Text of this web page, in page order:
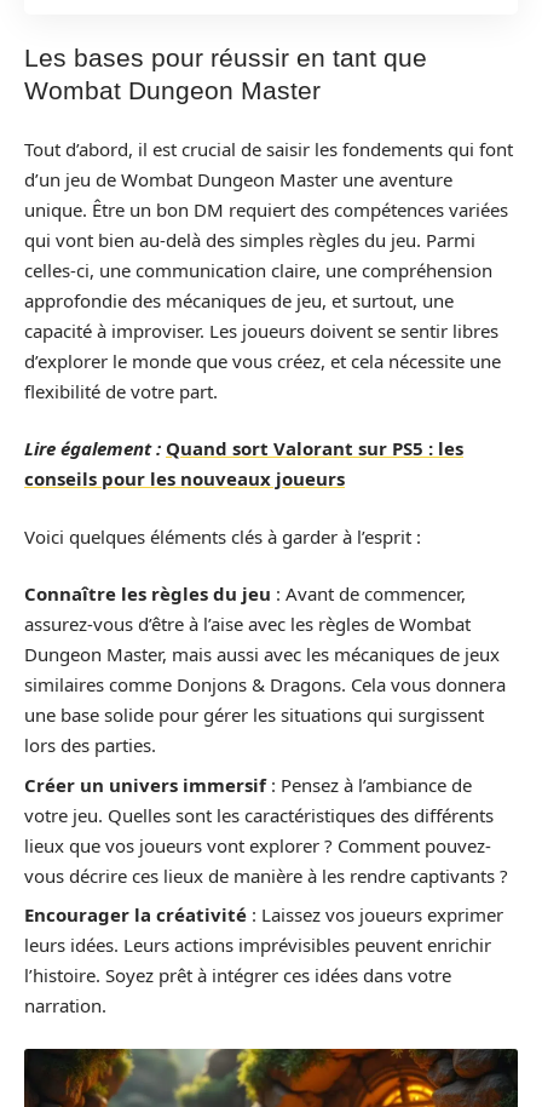
Les bases pour réussir en tant que
Wombat Dungeon Master
Tout d’abord, il est crucial de saisir les fondements qui font
d’un jeu de Wombat Dungeon Master une aventure
unique. Être un bon DM requiert des compétences variées
qui vont bien au-delà des simples règles du jeu. Parmi
celles-ci, une communication claire, une compréhension
approfondie des mécaniques de jeu, et surtout, une
capacité à improviser. Les joueurs doivent se sentir libres
d’explorer le monde que vous créez, et cela nécessite une
flexibilité de votre part.
Lire également : Quand sort Valorant sur PS5 : les
conseils pour les nouveaux joueurs
Voici quelques éléments clés à garder à l’esprit :
Connaître les règles du jeu : Avant de commencer,
assurez-vous d’être à l’aise avec les règles de Wombat
Dungeon Master, mais aussi avec les mécaniques de jeux
similaires comme Donjons & Dragons. Cela vous donnera
une base solide pour gérer les situations qui surgissent
lors des parties.
Créer un univers immersif: Pensez à l’ambiance de
votre jeu. Quelles sont les caractéristiques des différents
lieux que vos joueurs vont explorer ? Comment pouvez-
vous décrire ces lieux de manière à les rendre captivants ?
Encourager la créativité : Laissez vos joueurs exprimer
leurs idées. Leurs actions imprévisibles peuvent enrichir
l’histoire. Soyez prêt à intégrer ces idées dans votre
narration.